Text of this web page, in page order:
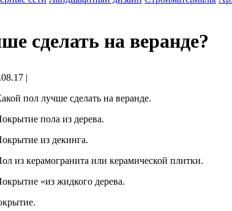
сделать на веранде?
|
пол лучше сделать на веранде.
пола из дерева.
из декинга.
из керамогранита или керамической плитки.
«из жидкого дерева.